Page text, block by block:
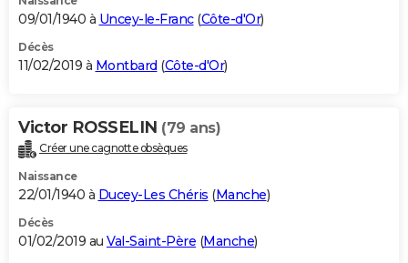
09/01/1940 à Uncey-le-Franc(Côte-d'Or)
Décès
11/02/2019 à Montbard (Côte-d'Or)
Victor ROSSELIN (79 ans)
Créer une cagnotte obsèques
Naissance
22/01/1940 à Ducey-Les Chéris (Manche)
Décès
01/02/2019 au Val-Saint-Père (Manche)